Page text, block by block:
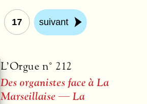
17 suivant
L’Orgue n° 212
Des organistes face à La
Marseillaise — La